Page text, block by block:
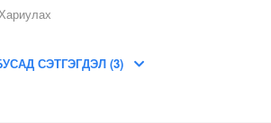
Хариулах
СЭТГЭГДЭЛ (3)